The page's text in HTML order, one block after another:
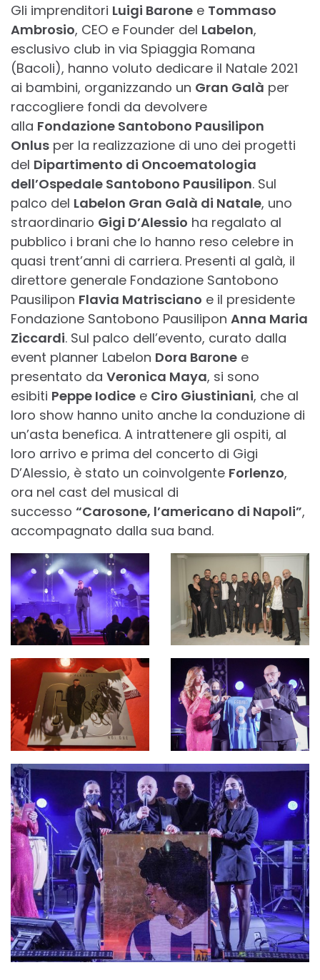
Gli imprenditori Luigi Barone e Tommaso
Ambrosio, CEO e Founder del Labelon,
esclusivo club in via Spiaggia Romana
(Bacoli), hanno voluto dedicare il Natale 2021
ai bambini, organizzando un Gran Galà per
raccogliere fondi da devolvere
alla Fondazione Santobono Pausilipon
Onlus per la realizzazione di uno dei progetti
del Dipartimento di Oncoematologia
dell’Ospedale Santobono Pausilipon. Sul
palco del Labelon Gran Galà di Natale, uno
straordinario Gigi D’Alessio ha regalato al
pubblico i brani che lo hanno reso celebre in
quasi trent’anni di carriera. Presenti al galà, il
direttore generale Fondazione Santobono
Pausilipon Flavia Matrisciano e il presidente
Fondazione Santobono Pausilipon Anna Maria
Ziccardi. Sul palco dell’evento, curato dalla
event planner Labelon Dora Barone e
presentato da Veronica Maya, si sono
esibiti Peppe Iodice e Ciro Giustiniani, che al
loro show hanno unito anche la conduzione di
un’asta benefica. A intrattenere gli ospiti, al
loro arrivo e prima del concerto di Gigi
D’Alessio, è stato un coinvolgente Forlenzo,
ora nel cast del musical di
successo “Carosone, l’americano di Napoli”,
accompagnato dalla sua band.